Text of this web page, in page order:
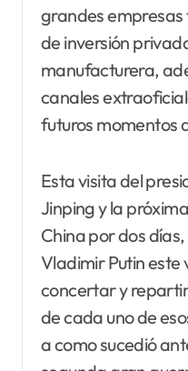
grandes
de inversión
manufacturera,
canales
futuros momentos
Esta visita del
Jinping y la
China por dos
Vladimir Putin este
concertar y
de cada uno de
a como sucedió